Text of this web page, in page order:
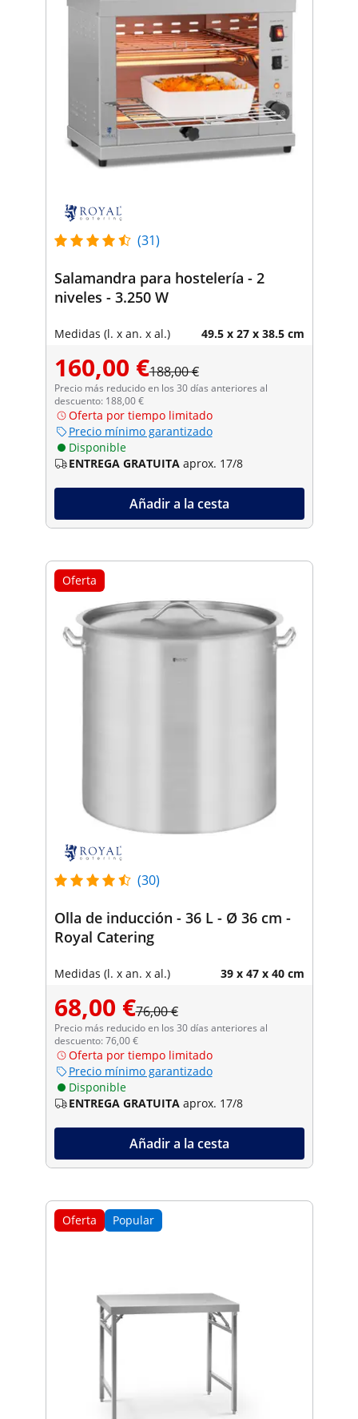
(31)
Salamandra para hostelería - 2
niveles - 3.250 W
Medidas (l. x an. x al.) 49.5 x 27 x 38.5 cm
160,00 €188,00 €
Precio más reducido en los 30 días anteriores al
descuento: 188,00 €
Oferta por tiempo limitado
Precio mínimo garantizado
Disponible
ENTREGA GRATUITA aprox. 17/8
Añadir a la cesta
Oferta
(30)
Olla de inducción - 36 L - Ø 36 cm -
Royal Catering
Medidas (l. x an. x al.) 39 x 47 x 40 cm
68,00 €76,00 €
Precio más reducido en los 30 días anteriores al
descuento: 76,00 €
Oferta por tiempo limitado
Precio mínimo garantizado
Disponible
ENTREGA GRATUITA aprox. 17/8
Añadir a la cesta
Oferta Popular